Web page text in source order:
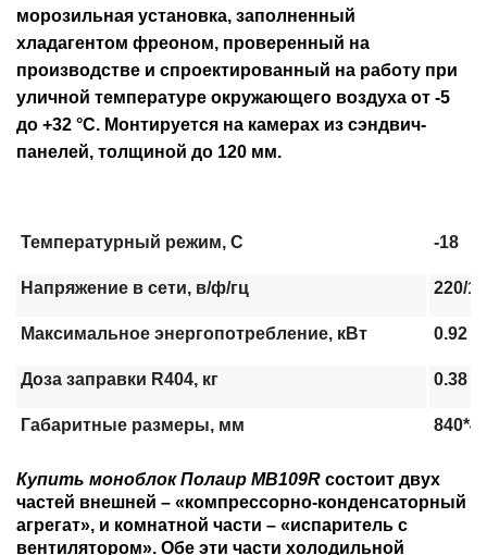
морозильная установка, заполненный
хладагентом фреоном, проверенный на
производстве и спроектированный на работу при
уличной температуре окружающего воздуха от -5
до +32 °С. Монтируется на камерах из сэндвич-
панелей, толщиной до 120 мм.
Температурный режим, С -18
Напряжение в сети, в/ф/гц 220/1/
Maксимальное энергопотребление, кВт 0.92
Доза заправки R404, кг 0.38
Габаритные размеры, мм
Купить моноблок Полаир MB109R состоит двух
частей внешней – «компрессорно-конденсаторный
агрегат», и комнатной части – «испаритель с
вентилятором». Обе эти части холодильной